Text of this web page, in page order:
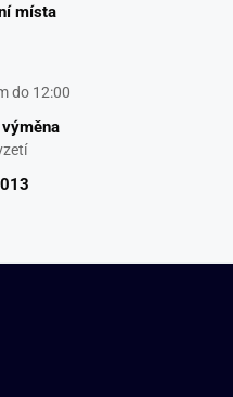
místa
do 12:00